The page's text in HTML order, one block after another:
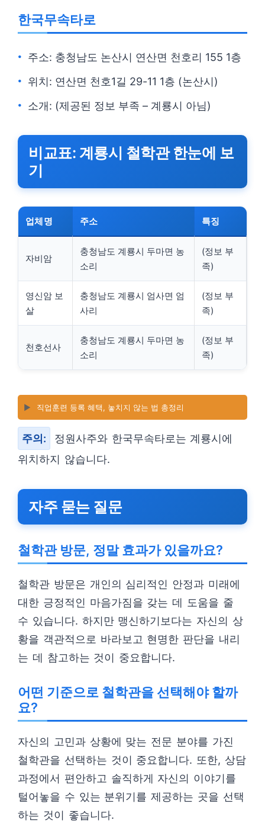
한국무속타로
주소: 충청남도 논산시 연산면 천호리 155 1층
위치: 연산면 천호1길 29-11 1층 (논산시)
소개: (제공된 정보 부족 – 계룡시 아님)
비교표: 계룡시 철학관 한눈에 보
기
업체명 주소 특징
자비암
충청남도 계룡시 두마면 농
소리
(정보 부
족)
영신암 보
살
충청남도 계룡시 엄사면 엄
사리
(정보 부
족)
천호선사
충청남도 계룡시 두마면 농
소리
(정보 부
족)
▶️ 직업훈련 등록 혜택, 놓치지 않는 법 총정리
주의:
정원사주와 한국무속타로는 계룡시에
위치하지 않습니다.
자주 묻는 질문
철학관 방문, 정말 효과가 있을까요?
철학관 방문은 개인의 심리적인 안정과 미래에
대한 긍정적인 마음가짐을 갖는 데 도움을 줄
수 있습니다. 하지만 맹신하기보다는 자신의 상
황을 객관적으로 바라보고 현명한 판단을 내리
는 데 참고하는 것이 중요합니다.
어떤 기준으로 철학관을 선택해야 할까
요?
자신의 고민과 상황에 맞는 전문 분야를 가진
철학관을 선택하는 것이 중요합니다. 또한, 상담
과정에서 편안하고 솔직하게 자신의 이야기를
털어놓을 수 있는 분위기를 제공하는 곳을 선택
하는 것이 좋습니다.